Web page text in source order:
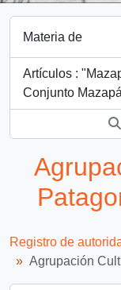
Materia de
Artículos :
Conjunto
Registro de
Agrupación